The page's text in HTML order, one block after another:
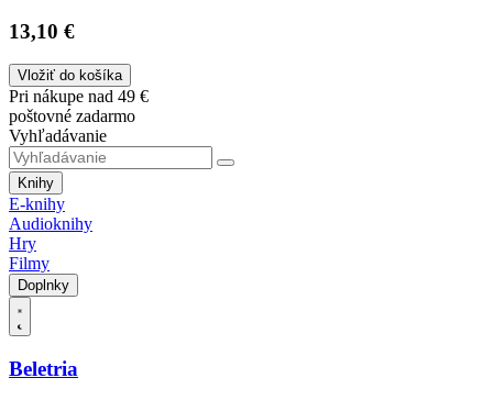
13,10 €
Vložiť do košíka
Pri nákupe nad 49 €
poštovné zadarmo
Vyhľadávanie
Knihy
E-knihy
Audioknihy
Hry
Filmy
Doplnky
Beletria